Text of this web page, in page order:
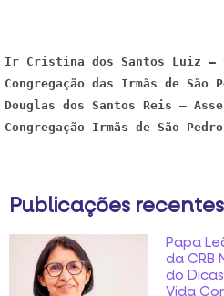
Ir Cristina dos Santos Luiz –
Congregação das Irmãs de São
Douglas dos Santos Reis –
Congregação Irmãs de São
Publicações recentes
Papa
da CRB
do
Vida